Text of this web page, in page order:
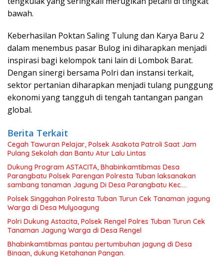
bawah.
Keberhasilan Poktan Saling Tulung dan Karya Baru 2
dalam menembus pasar Bulog ini diharapkan menjadi
inspirasi bagi kelompok tani lain di Lombok Barat.
Dengan sinergi bersama Polri dan instansi terkait,
sektor pertanian diharapkan menjadi tulang punggung
ekonomi yang tangguh di tengah tantangan pangan
global.
Berita Terkait
Cegah Tawuran Pelajar, Polsek Asakota Patroli Saat Jam
Pulang Sekolah dan Bantu Atur Lalu Lintas
Dukung Program ASTACITA, Bhabinkamtibmas Desa
Parangbatu Polsek Parengan Polresta Tuban laksanakan
sambang tanaman Jagung Di Desa Parangbatu Kec.
Parengan
Polsek Singgahan Polresta Tuban Turun Cek Tanaman jagung
Warga di Desa Mulyoagung
Polri Dukung Astacita, Polsek Rengel Polres Tuban Turun Cek
Tanaman Jagung Warga di Desa Rengel
Bhabinkamtibmas pantau pertumbuhan jagung di Desa
Binaan, dukung Ketahanan Pangan.